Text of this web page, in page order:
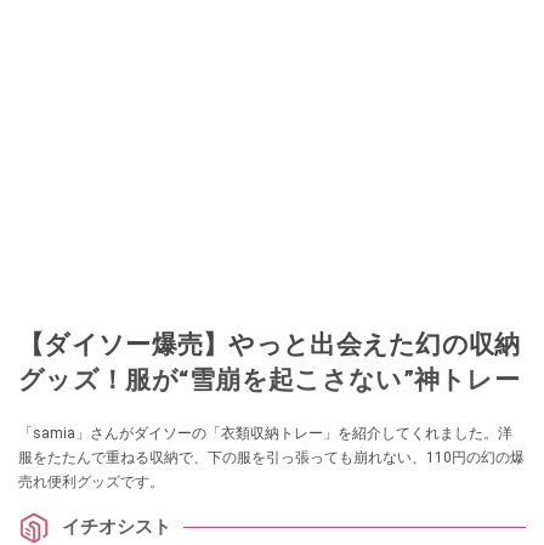
【ダイソー爆売】やっと出会えた幻の収納
グッズ！服が“雪崩を起こさない”神トレー
「samia」さんがダイソーの「衣類収納トレー」を紹介してくれました。洋
服をたたんで重ねる収納で、下の服を引っ張っても崩れない、110円の幻の爆
売れ便利グッズです。
イチオシスト